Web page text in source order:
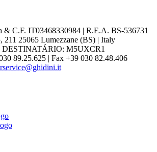
& C.F. IT03468330984 | R.E.A. BS-536731
211 25065 Lumezzane (BS) | Italy
M5UXCR1
89.25.625 | Fax +39 030 82.48.406